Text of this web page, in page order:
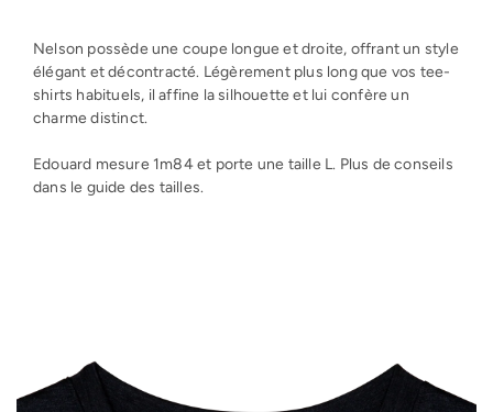
Nelson possède une coupe longue et droite, offrant un style
élégant et décontracté. Légèrement plus long que vos tee-
shirts habituels, il affine la silhouette et lui confère un
charme distinct.
Edouard mesure 1m84 et porte une taille L. Plus de conseils
dans le guide des tailles.